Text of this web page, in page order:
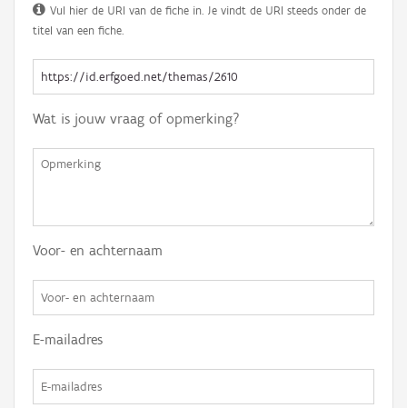
Vul hier de URI van de fiche in. Je vindt de URI steeds onder de
titel van een fiche.
Wat is jouw vraag of opmerking?
Voor- en achternaam
E-mailadres